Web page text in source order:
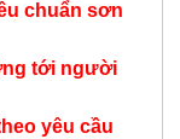
chuẩn sơn
tới người
yêu cầu